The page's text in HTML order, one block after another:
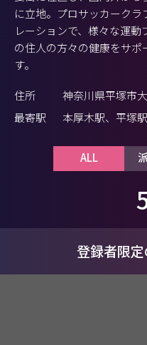
に立地。プロサッカーク
レーションで、様々な運
の住人の方々の健康をサ
す。
住所
神奈川県平塚市
最寄駅
本厚木駅、平塚駅
ALL
登録者限